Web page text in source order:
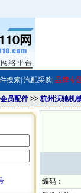
搜索| 汽配采购| 品牌专
会员配件 >> 杭州沃驰机
编码：